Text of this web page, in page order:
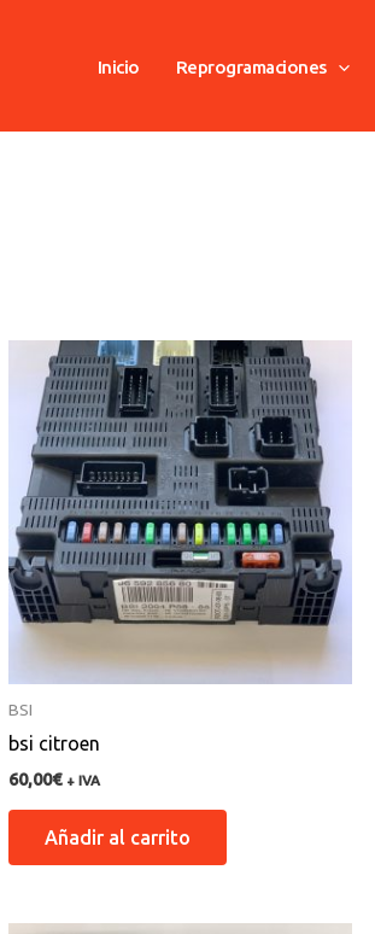
Inicio Reprogramaciones
BSI
bsi citroen
60,00€ + IVA
Añadir al carrito